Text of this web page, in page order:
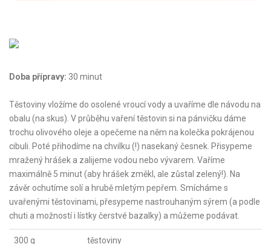
Doba přípravy: 30 minut
Těstoviny vložíme do osolené vroucí vody a uvaříme dle návodu na
obalu (na skus). V průběhu vaření těstovin si na pánvičku dáme
trochu olivového oleje a opečeme na něm na kolečka pokrájenou
cibuli. Poté přihodíme na chvilku (!) nasekaný česnek. Přisypeme
mražený hrášek a zalijeme vodou nebo vývarem. Vaříme
maximálně 5 minut (aby hrášek změkl, ale zůstal zelený!). Na
závěr ochutíme solí a hrubě mletým pepřem. Smícháme s
uvařenými těstovinami, přesypeme nastrouhaným sýrem (a podle
chuti a možností i lístky čerstvé bazalky) a můžeme podávat.
300 g těstoviny